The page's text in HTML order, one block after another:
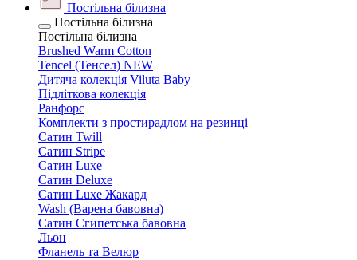
Постільна білизна
Постільна білизна
Постільна білизна
Brushed Warm Cotton
Tencel (Тенсел) NEW
Дитяча колекція Viluta Baby
Підліткова колекція
Ранфорс
Комплекти з простирадлом на резинці
Сатин Twill
Сатин Stripe
Сатин Luxe
Сатин Deluxe
Сатин Luxe Жакард
Wash (Варена бавовна)
Сатин Єгипетська бавовна
Льон
Фланель та Велюр